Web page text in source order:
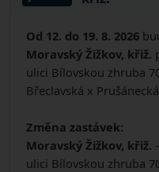
Od 12. do 19. 8. 2026
Moravský Žižkov, křiž.
ulici Bílovskou zhruba
Břeclavská x
Změna zastávek:
Moravský Žižkov, křiž.
ulici Bílovskou zhruba